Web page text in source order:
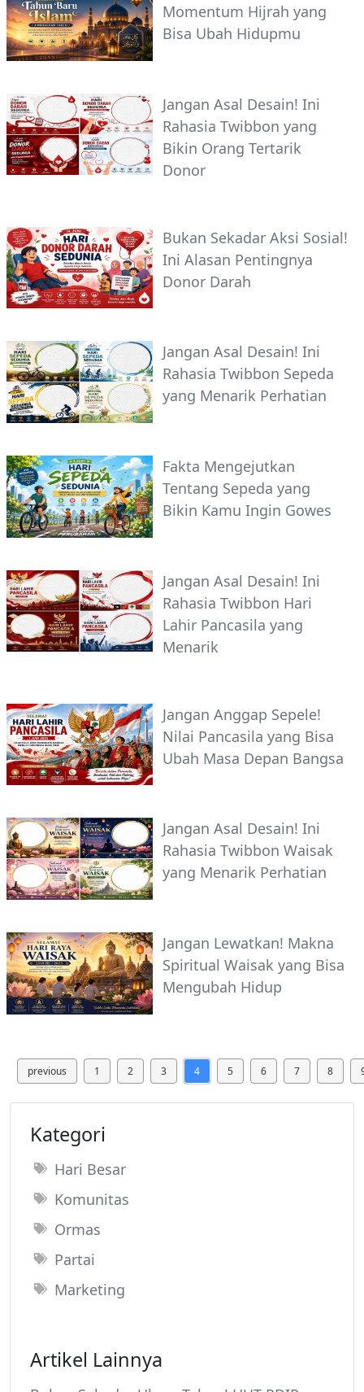
Momentum Hijrah yang
Bisa Ubah Hidupmu
Jangan Asal Desain! Ini
Rahasia Twibbon yang
Bikin Orang Tertarik
Donor
Bukan Sekadar Aksi Sosial!
Ini Alasan Pentingnya
Donor Darah
Jangan Asal Desain! Ini
Rahasia Twibbon Sepeda
yang Menarik Perhatian
Fakta Mengejutkan
Tentang Sepeda yang
Bikin Kamu Ingin Gowes
Jangan Asal Desain! Ini
Rahasia Twibbon Hari
Lahir Pancasila yang
Menarik
Jangan Anggap Sepele!
Nilai Pancasila yang Bisa
Ubah Masa Depan Bangsa
Jangan Asal Desain! Ini
Rahasia Twibbon Waisak
yang Menarik Perhatian
Jangan Lewatkan! Makna
Spiritual Waisak yang Bisa
Mengubah Hidup
previous 1 2 3 4 5 6 7 8
Kategori
Hari Besar
Komunitas
Ormas
Partai
Marketing
Artikel Lainnya